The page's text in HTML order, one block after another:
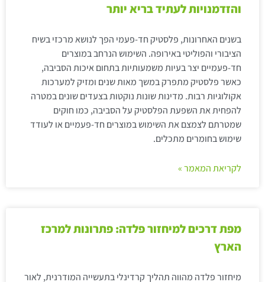
והזדמנויות לעתיד בריא יותר
בשנים האחרונות, פלסטיק חד-פעמי הפך לנושא מרכזי בשיח
הציבורי והפוליטי באירופה. השימוש הנרחב במוצרים
חד-פעמיים יצר בעיות משמעותיות בתחום איכות הסביבה,
כאשר פלסטיק מתפרק במשך מאות שנים ומזיק למערכות
אקולוגיות רבות. מדינות שונות נוקטות בצעדים שונים במטרה
להפחית את השפעת הפלסטיק על הסביבה, כמו חוקים
שמטרתם לצמצם את השימוש במוצרים חד-פעמיים או לעודד
שימוש בחומרים מתכלים.
לקריאת המאמר »
מפת דרכים למיחזור פלדה: פתרונות למרכז
הארץ
מיחזור פלדה מהווה תהליך קרדינלי בתעשייה המודרנית, לאור